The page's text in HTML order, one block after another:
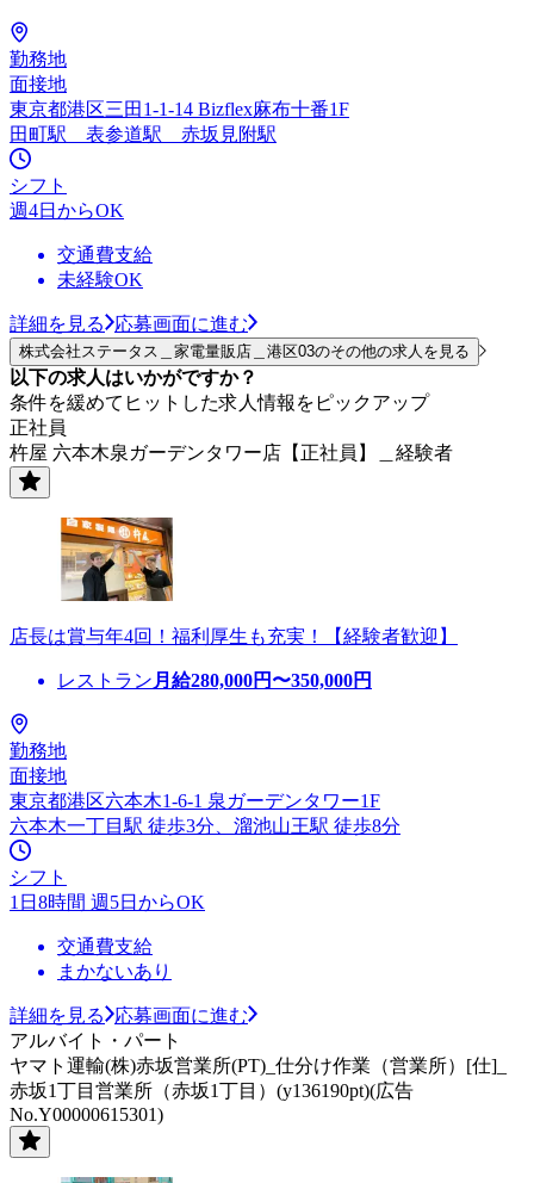
勤務地
面接地
東京都港区三田1-1-14 Bizflex麻布十番1F
田町駅 表参道駅 赤坂見附駅
シフト
週4日からOK
交通費支給
未経験OK
詳細を見る 応募画面に進む
株式会社ステータス＿家電量販店＿港区03のその他の求人を見る
以下の求人はいかがですか？
条件を緩めてヒットした求人情報をピックアップ
正社員
杵屋 六本木泉ガーデンタワー店【正社員】＿経験者
店長は賞与年4回！福利厚生も充実！【経験者歓迎】
レストラン 月給280,000円〜350,000円
勤務地
面接地
東京都港区六本木1-6-1 泉ガーデンタワー1F
六本木一丁目駅 徒歩3分、溜池山王駅 徒歩8分
シフト
1日8時間 週5日からOK
交通費支給
まかないあり
詳細を見る
応募画面に進む
アルバイト・パート
ヤマト運輸(株)赤坂営業所(PT)_仕分け作業（営業所）[仕]_
赤坂1丁目営業所（赤坂1丁目）(y136190pt)(広告
No.Y00000615301)